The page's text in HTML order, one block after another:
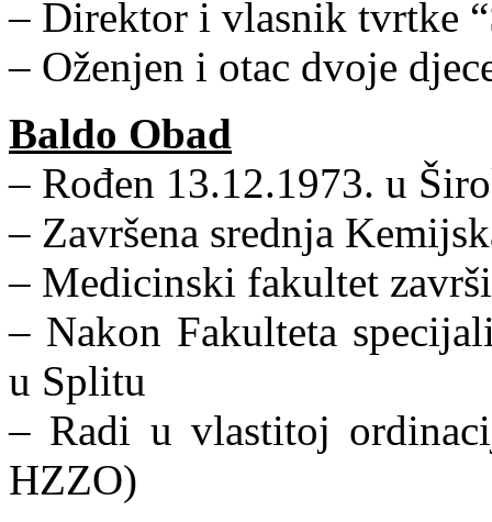
– Direktor i vlasnik tvrtke
– Oženjen i otac dvoje
Baldo Obad
– Rođen 13.12.1973. u
– Završena srednja
– Medicinski fakultet
– Nakon Fakulteta
u Splitu
– Radi u vlastitoj
HZZO)